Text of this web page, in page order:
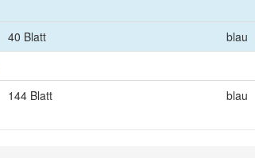
40 Blatt
blau
144 Blatt blau